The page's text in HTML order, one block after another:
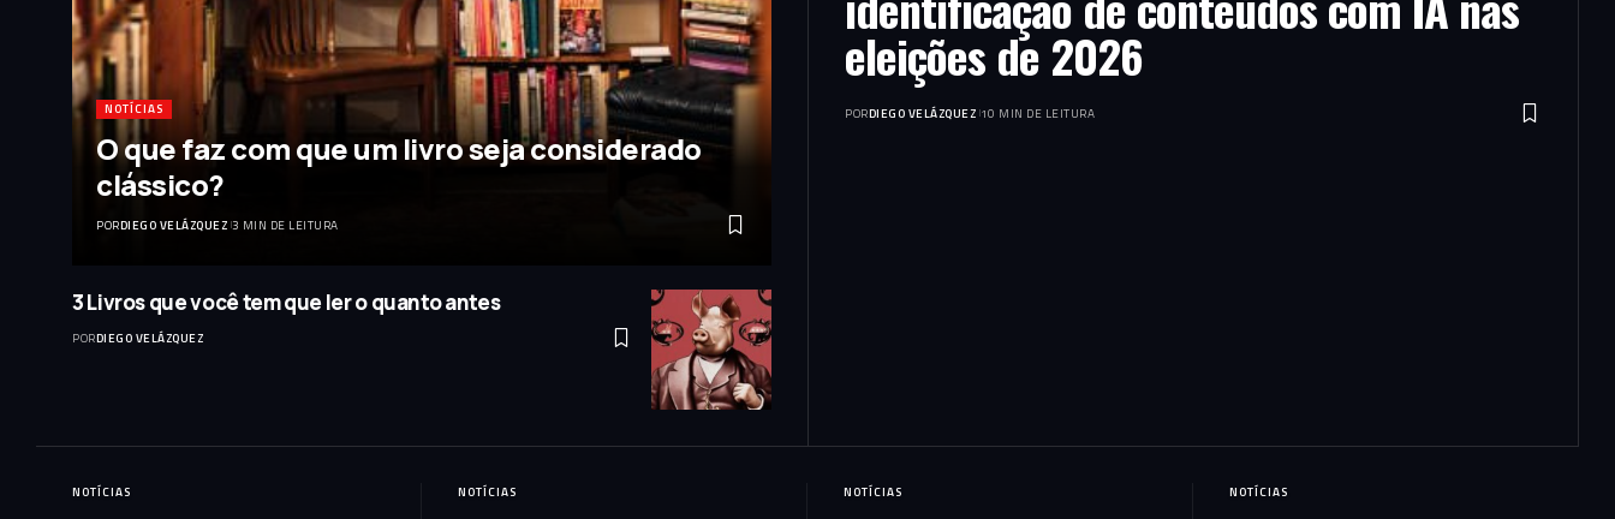
NOTÍCIAS
O que faz com que um livro seja considerado
clássico?
PORDIEGO VELÁZQUEZ 3 MIN DE LEITURA
3 Livros que você tem que ler o quanto antes
PORDIEGO VELÁZQUEZ
eleições de 2026
PORDIEGO VELÁZQUEZ 10 MIN DE LEITURA
NOTÍCIAS NOTÍCIAS NOTÍCIAS NOTÍCIAS